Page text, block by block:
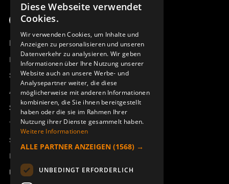
Produktübersicht
Remotus
Sesam
Access_Ctrl
Support
Technischer Support
Service buchen
Handbücher und Videoanleitungen
Über Åkerströms
SWEDISH
DEUTSCH
Diese Webseite verwendet
Cookies.
Wir verwenden Cookies, um Inhalte und
Anzeigen zu personalisieren und unseren
Datenverkehr zu analysieren. Wir geben
Informationen über Ihre Nutzung unserer
Website auch an unsere Werbe- und
Analysepartner weiter, die diese
möglicherweise mit anderen Informationen
kombinieren, die Sie ihnen bereitgestellt
haben oder die sie im Rahmen Ihrer
Nutzung ihrer Dienste gesammelt haben.
Weitere Informationen
ALLE PARTNER ANZEIGEN (1568) →
UNBEDINGT ERFORDERLICH